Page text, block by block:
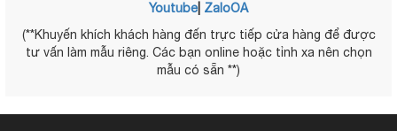
Youtube ZaloOA
(**Khuyến khích khách hàng đến trực tiếp cửa hàng để được
tư vấn làm mẫu riêng. Các bạn online hoặc tỉnh xa nên chọn
mẫu có sẵn **)